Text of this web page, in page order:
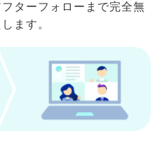
ターフォローまで完全無
ます。